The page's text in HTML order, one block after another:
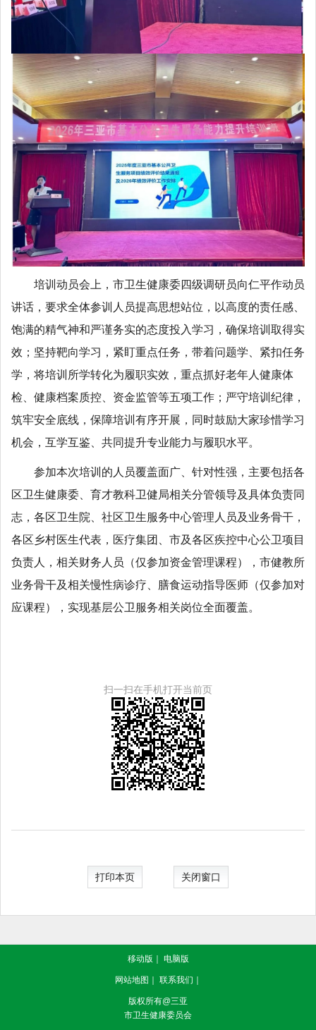
培训动员会上，市卫生健康委四级调研员向仁平作动员
讲话，要求全体参训人员提高思想站位，以高度的责任感、
饱满的精气神和严谨务实的态度投入学习，确保培训取得实
效；坚持靶向学习，紧盯重点任务，带着问题学、紧扣任务
学，将培训所学转化为履职实效，重点抓好老年人健康体
检、健康档案质控、资金监管等五项工作；严守培训纪律，
筑牢安全底线，保障培训有序开展，同时鼓励大家珍惜学习
机会，互学互鉴、共同提升专业能力与履职水平。
参加本次培训的人员覆盖面广、针对性强，主要包括各
区卫生健康委、育才教科卫健局相关分管领导及具体负责同
志，各区卫生院、社区卫生服务中心管理人员及业务骨干，
各区乡村医生代表，医疗集团、市及各区疾控中心公卫项目
负责人，相关财务人员（仅参加资金管理课程），市健教所
业务骨干及相关慢性病诊疗、膳食运动指导医师（仅参加对
应课程），实现基层公卫服务相关岗位全面覆盖。
扫一扫在手机打开当前页
打印本页 关闭窗口
移动版 ｜ 电脑版
网站地图 ｜ 联系我们 ｜
版权所有@三亚
市卫生健康委员会